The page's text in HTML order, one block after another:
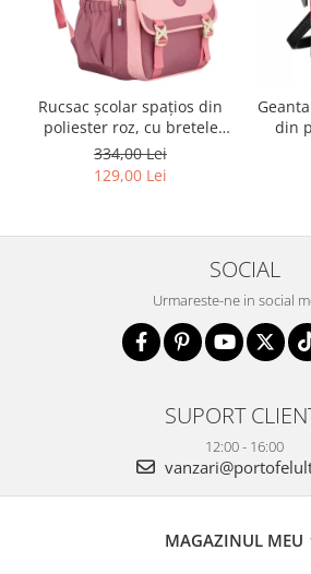
Rucsac școlar spațios din
poliester roz, cu bretele
reglabile - Peterson PTR-
PTN 8610-1327 PINK
334,00 Lei
129,00 Lei
din
SOCIAL
Urmareste-ne in social
SUPORT
12:00 - 16:00
MAGAZINUL MEU